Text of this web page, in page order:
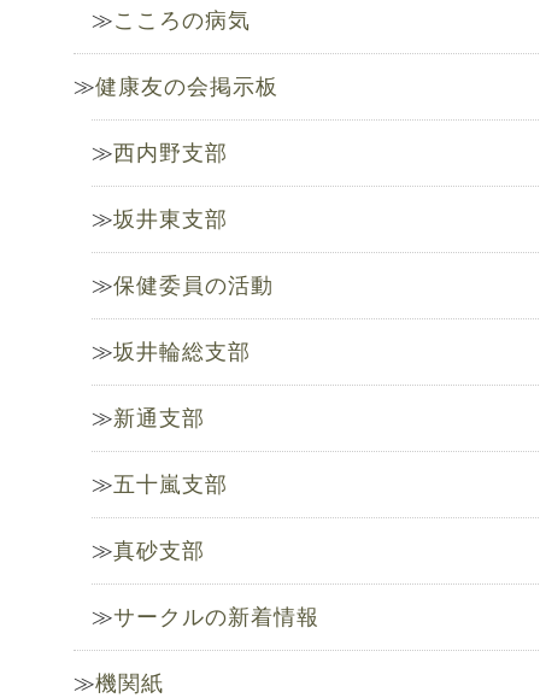
こころの病気
健康友の会掲示板
西内野支部
坂井東支部
保健委員の活動
坂井輪総支部
新通支部
五十嵐支部
真砂支部
サークルの新着情報
機関紙